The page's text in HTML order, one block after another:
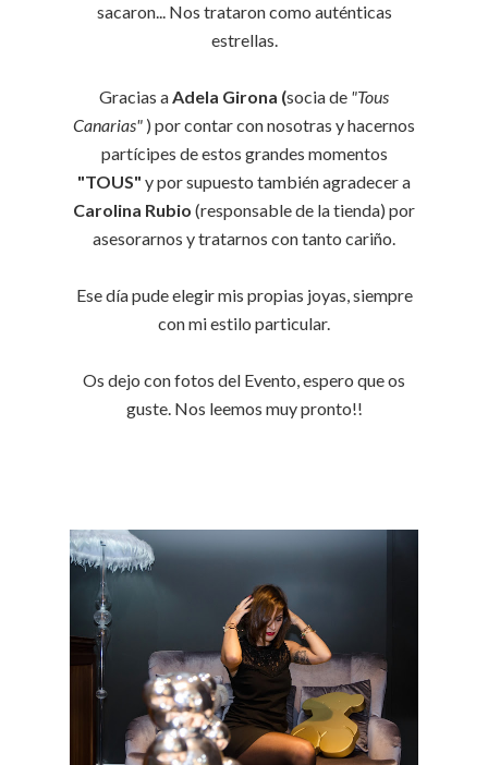
sacaron... Nos trataron como auténticas
estrellas.
Gracias aAdela Girona (socia de "Tous
Canarias" ) por contar con nosotras y hacernos
partícipes de estos grandes momentos
"TOUS" y por supuesto también agradecer a
Carolina Rubio (responsable de la tienda) por
asesorarnos y tratarnos con tanto cariño.
Ese día pude elegir mis propias joyas, siempre
con mi estilo particular.
Os dejo con fotos del Evento, espero que os
guste. Nos leemos muy pronto!!